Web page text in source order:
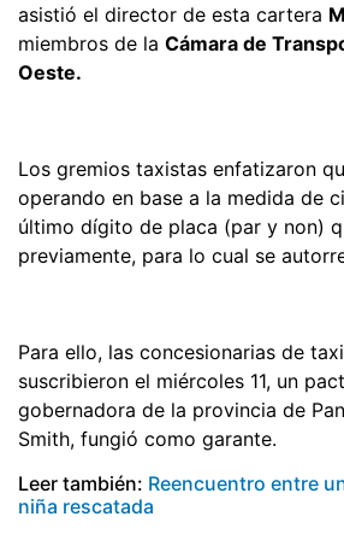
asistió el director de esta cartera
miembros de la Cámara de
Oeste.
Los gremios taxistas enfatizaron
operando en base a la medida de
último dígito de placa (par y non)
previamente, para lo cual se
Para ello, las concesionarias de
suscribieron el miércoles 11, un
gobernadora de la provincia de
Smith, fungió como garante.
Leer también: Reencuentro entre
niña rescatada